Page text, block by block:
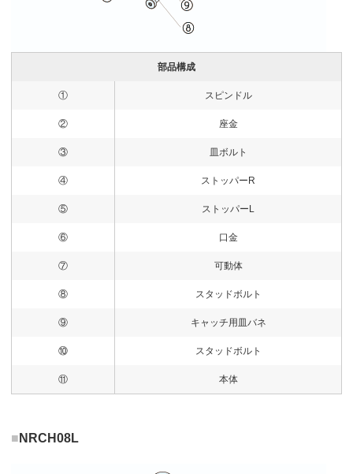
部品構成
① スピンドル
② 座金
③ 皿ボルト
④ ストッパーR
⑤ ストッパーL
⑥ 口金
⑦ 可動体
⑧ スタッドボルト
⑨ キャッチ用皿バネ
⑩ スタッドボルト
⑪ 本体
■NRCH08L